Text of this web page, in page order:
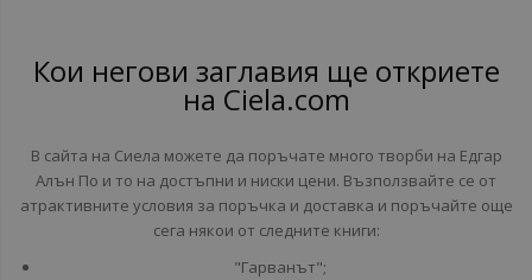
Кои негови заглавия ще откриете
на Ciela.com
В сайта на Сиела можете да поръчате много творби на Едгар
Алън По и то на достъпни и ниски цени. Възползвайте се от
атрактивните условия за поръчка и доставка и поръчайте още
сега някои от следните книги:
"Гарванът";